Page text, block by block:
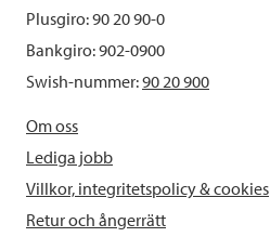
Plusgiro: 90 20 90-0
Bankgiro: 902-0900
Swish-nummer:90 20 900
Om oss
Lediga jobb
Villkor, integritetspolicy & cookies
Retur och ångerrätt